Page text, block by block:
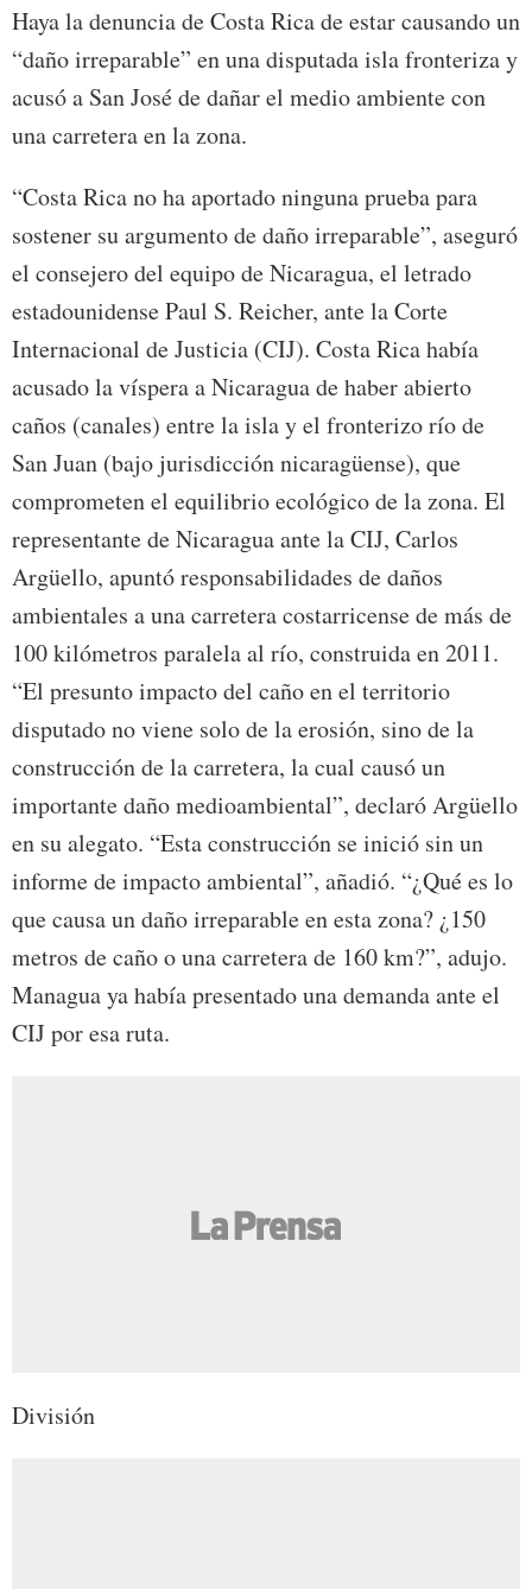
Haya la denuncia de Costa Rica de estar causando un
“daño irreparable” en una disputada isla fronteriza y
acusó a San José de dañar el medio ambiente con
una carretera en la zona.
“Costa Rica no ha aportado ninguna prueba para
sostener su argumento de daño irreparable”, aseguró
el consejero del equipo de Nicaragua, el letrado
estadounidense Paul S. Reicher, ante la Corte
Internacional de Justicia (CIJ). Costa Rica había
acusado la víspera a Nicaragua de haber abierto
caños (canales) entre la isla y el fronterizo río de
San Juan (bajo jurisdicción nicaragüense), que
comprometen el equilibrio ecológico de la zona. El
representante de Nicaragua ante la CIJ, Carlos
Argüello, apuntó responsabilidades de daños
ambientales a una carretera costarricense de más de
100 kilómetros paralela al río, construida en 2011.
“El presunto impacto del caño en el territorio
disputado no viene solo de la erosión, sino de la
construcción de la carretera, la cual causó un
importante daño medioambiental”, declaró Argüello
en su alegato. “Esta construcción se inició sin un
informe de impacto ambiental”, añadió. “¿Qué es lo
que causa un daño irreparable en esta zona? ¿150
metros de caño o una carretera de 160 km?”, adujo.
Managua ya había presentado una demanda ante el
CIJ por esa ruta.
División